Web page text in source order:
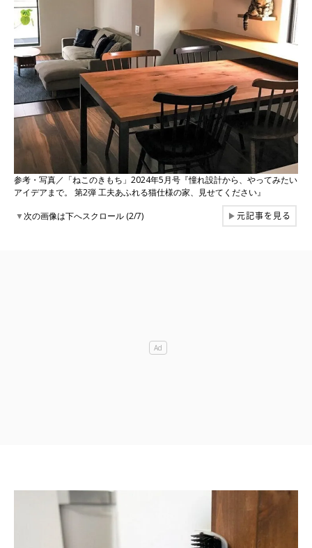
参考・写真／「ねこのきもち」2024年5月号『憧れ設計から、やってみたい
アイデアまで。 第2弾 工夫あふれる猫仕様の家、見せてください』
▼次の画像は下へスクロール (2/7) ▶元記事を見る